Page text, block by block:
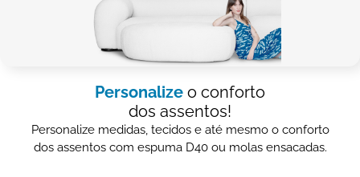
Personalize o conforto
dos assentos!
Personalize medidas, tecidos e até mesmo o conforto
dos assentos com espuma D40 ou molas ensacadas.